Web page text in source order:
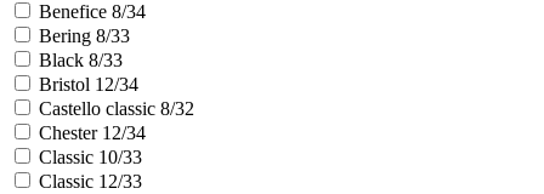
Benefice 8/34
Bering 8/33
Black 8/33
Bristol 12/34
Castello classic 8/32
Chester 12/34
Classic 10/33
Classic 12/33